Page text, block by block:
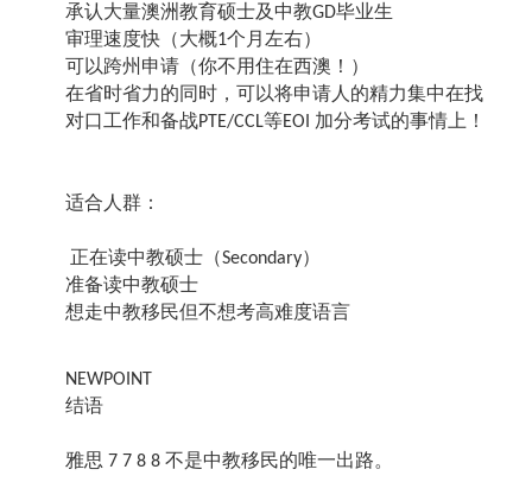
承认大量澳洲教育硕士及中教GD毕业生
审理速度快（大概1个月左右）
可以跨州申请（你不用住在西澳！）
在省时省力的同时，可以将申请人的精力集中在找
对口工作和备战PTE/CCL等EOI 加分考试的事情上！
适合人群：
正在读中教硕士（Secondary）
准备读中教硕士
想走中教移民但不想考高难度语言
NEWPOINT
结语
雅思 7 7 8 8 不是中教移民的唯一出路。